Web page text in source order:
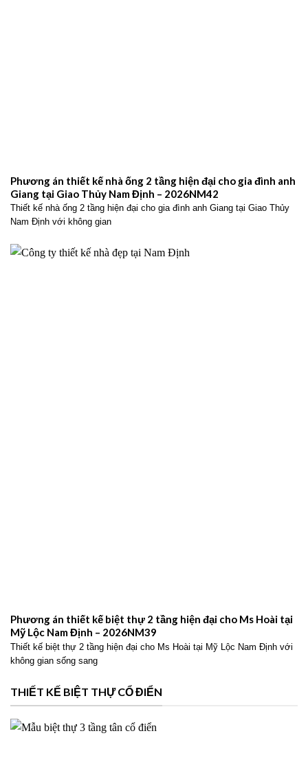
Phương án thiết kế nhà ống 2 tầng hiện đại cho gia đình anh
Giang tại Giao Thủy Nam Định – 2026NM42
Thiết kế nhà ống 2 tầng hiện đại cho gia đình anh Giang tại Giao Thủy
Nam Định với không gian
Phương án thiết kế biệt thự 2 tầng hiện đại cho Ms Hoài tại
Mỹ Lộc Nam Định – 2026NM39
Thiết kế biệt thự 2 tầng hiện đại cho Ms Hoài tại Mỹ Lộc Nam Định với
không gian sống sang
THIẾT KẾ BIỆT THỰ CỔ ĐIỂN